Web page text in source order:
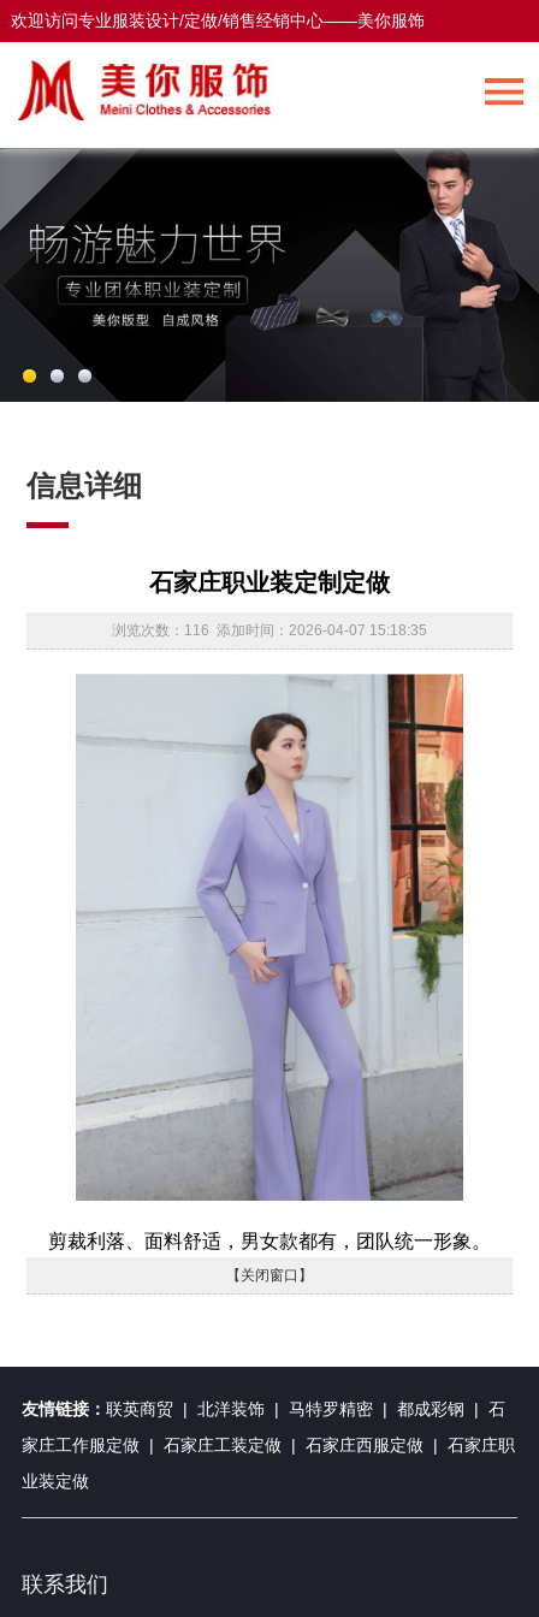
欢迎访问专业服装设计/定做/销售经销中心——美你服饰
欢迎访问专业服装设计/定做/销售经销中心——美你服饰
信息详细
石家庄职业装定制定做
浏览次数：116 添加时间：2026-04-07 15:18:35
剪裁利落、面料舒适，男女款都有，团队统一形象。
【关闭窗口】
友情链接： 联英商贸| 北洋装饰| 马特罗精密| 都成彩钢 | 石
家庄工作服定做| 石家庄工装定做| 石家庄西服定做| 石家庄职
业装定做
联系我们